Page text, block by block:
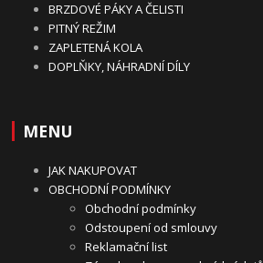
BRZDOVÉ PÁKY A ČELISTI
PITNÝ REŽIM
ZAPLETENÁ KOLA
DOPLŇKY, NÁHRADNÍ DÍLY
MENU
JAK NAKUPOVAT
OBCHODNÍ PODMÍNKY
Obchodní podmínky
Odstoupení od smlouvy
Reklamační list